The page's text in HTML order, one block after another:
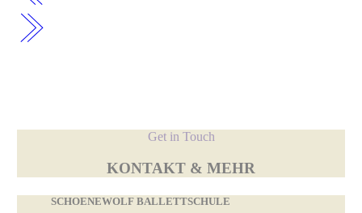
Get in Touch
KONTAKT & MEHR
SCHOENEWOLF BALLETTSCHULE